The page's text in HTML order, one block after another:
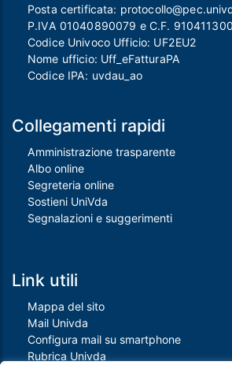
Posta certificata:
P.IVA 01040890079 e C.F.
Codice Univoco Ufficio: UF2EU2
Nome ufficio: Uff_eFatturaPA
Codice IPA: uvdau_ao
Collegamenti rapidi
Amministrazione trasparente
Albo online
Segreteria online
Sostieni UniVda
Segnalazioni e suggerimenti
Link utili
Mappa del sito
Mail Univda
Configura mail su smartphone
Rubrica Univda